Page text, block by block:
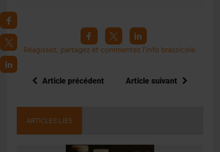
Réagissez, partagez et commentez l’info brassicole.
Article précédent Article suivant
ARTICLES LIÉS